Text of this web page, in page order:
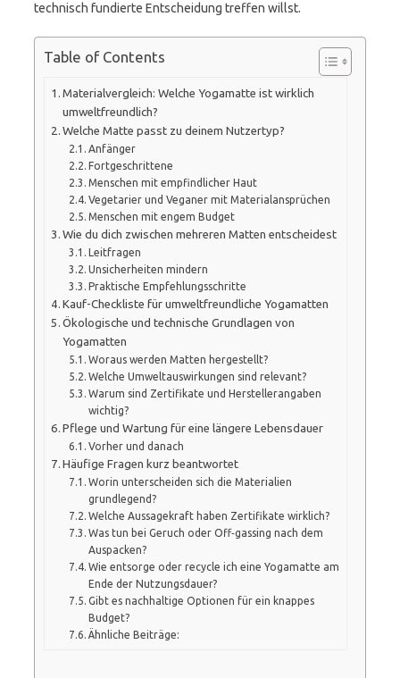
technisch fundierte Entscheidung treffen willst.
Table of Contents
Materialvergleich: Welche Yogamatte ist wirklich
umweltfreundlich?
Welche Matte passt zu deinem Nutzertyp?
Anfänger
Fortgeschrittene
Menschen mit empfindlicher Haut
Vegetarier und Veganer mit Materialansprüchen
Menschen mit engem Budget
Wie du dich zwischen mehreren Matten entscheidest
Leitfragen
Unsicherheiten mindern
Praktische Empfehlungsschritte
Kauf-Checkliste für umweltfreundliche Yogamatten
Ökologische und technische Grundlagen von
Yogamatten
Woraus werden Matten hergestellt?
Welche Umweltauswirkungen sind relevant?
Warum sind Zertifikate und Herstellerangaben
wichtig?
Pflege und Wartung für eine längere Lebensdauer
Vorher und danach
Häufige Fragen kurz beantwortet
Worin unterscheiden sich die Materialien
grundlegend?
Welche Aussagekraft haben Zertifikate wirklich?
Was tun bei Geruch oder Off‑gassing nach dem
Auspacken?
Wie entsorge oder recycle ich eine Yogamatte am
Ende der Nutzungsdauer?
Gibt es nachhaltige Optionen für ein knappes
Budget?
Ähnliche Beiträge: